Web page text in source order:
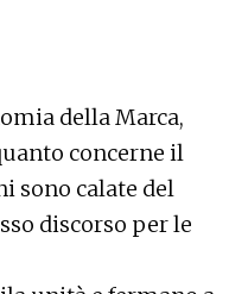
della Marca,
concerne il
sono calate del
discorso per le